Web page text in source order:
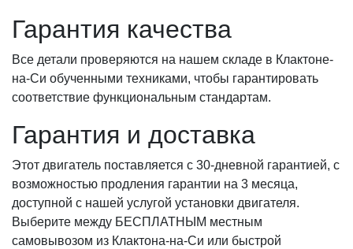
Гарантия качества
Все детали проверяются на нашем складе в Клактоне-
на-Си обученными техниками, чтобы гарантировать
соответствие функциональным стандартам.
Гарантия и доставка
Этот двигатель поставляется с 30-дневной гарантией, с
возможностью продления гарантии на 3 месяца,
доступной с нашей услугой установки двигателя.
Выберите между БЕСПЛАТНЫМ местным
самовывозом из Клактона-на-Си или быстрой